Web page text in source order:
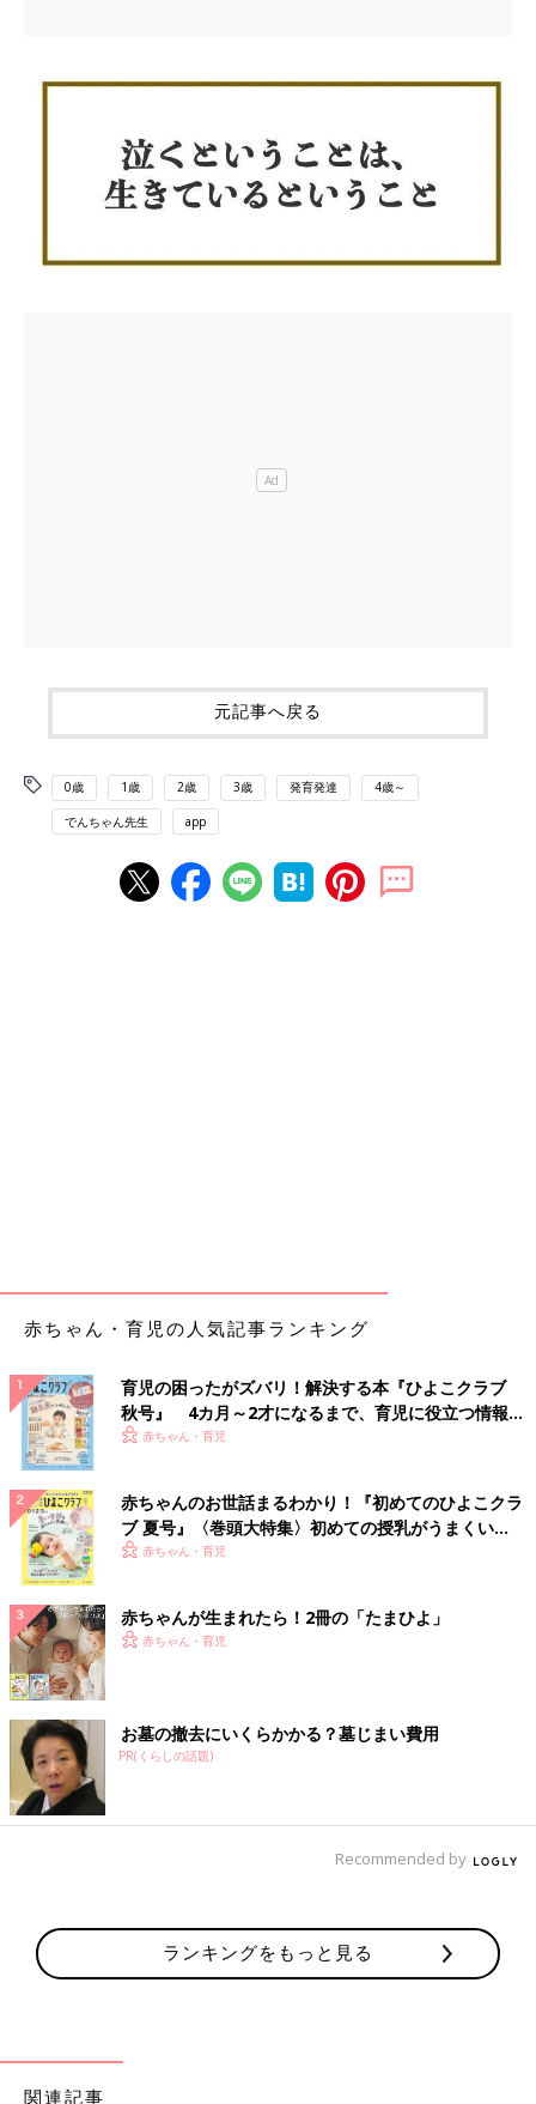
元記事へ戻る
0歳 1歳 2歳 3歳 発育発達 4歳～
でんちゃん先生 app
赤ちゃん・育児の人気記事ランキング
育児の困ったがズバリ！解決する本『ひよこクラブ
秋号』 4カ月～2才になるまで、育児に役立つ情報が
いっぱい！
赤ちゃん・育児
赤ちゃんのお世話まるわかり！『初めてのひよこクラ
ブ 夏号』〈巻頭大特集〉初めての授乳がうまくい
く！ おっぱい・ミルクの基本と夏のトラブル 解決テ
赤ちゃん・育児
赤ちゃんが生まれたら！2冊の「たまひよ」
赤ちゃん・育児
お墓の撤去にいくらかかる？墓じまい費用
PR(くらしの話題)
Recommended by
ランキングをもっと見る
関連記事